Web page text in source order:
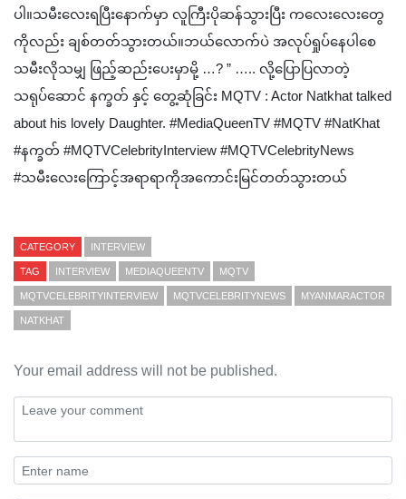
ပါ။သမီးလေးရပြီးနောက်မှာ လူကြီးပိုဆန်သွားပြီး ကလေးလေးတွေ
ကိုလည်း ချစ်တတ်သွားတယ်။ဘယ်လောက်ပဲ အလုပ်ရှုပ်နေပါစေ
သမီးလိုသမျှ ဖြည့်ဆည်းပေးမှာမို့ …? ” ….. လို့ပြောပြလာတဲ့
သရုပ်ဆောင် နက္ခတ် နှင့် တွေ့ဆုံခြင်း MQTV : Actor Natkhat talked
about his lovely Daughter. #MediaQueenTV #MQTV #NatKhat
#နက္ခတ် #MQTVCelebrityInterview #MQTVCelebrityNews
#သမီးလေးကြောင့်အရာရာကိုအကောင်းမြင်တတ်သွားတယ်
CATEGORY INTERVIEW
TAG INTERVIEW MEDIAQUEENTV MQTV
MQTVCELEBRITYINTERVIEW MQTVCELEBRITYNEWS MYANMARACTOR
NATKHAT
Your email address will not be published.